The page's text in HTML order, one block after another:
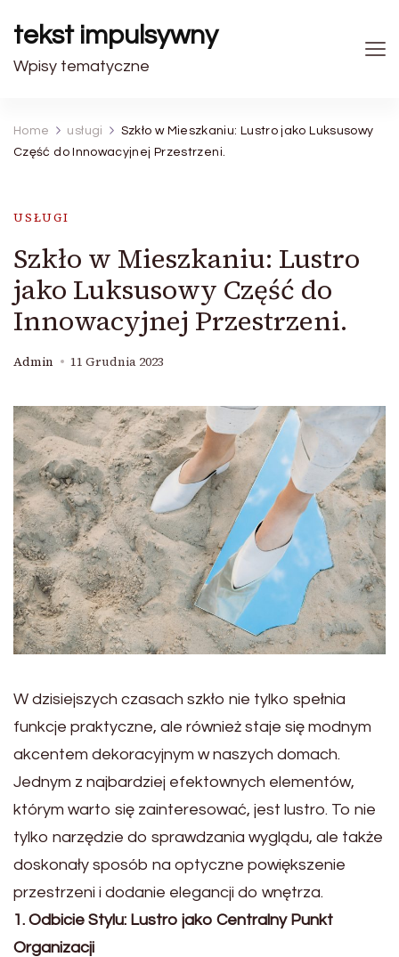
tekst impulsywny
Wpisy tematyczne
Home usługi
Szkło w Mieszkaniu: Lustro jako Luksusowy
Część do Innowacyjnej Przestrzeni.
USŁUGI
Szkło w Mieszkaniu: Lustro
jako Luksusowy Część do
Innowacyjnej Przestrzeni.
Admin 11 Grudnia 2023
W dzisiejszych czasach szkło nie tylko spełnia
funkcje praktyczne, ale również staje się modnym
akcentem dekoracyjnym w naszych domach.
Jednym z najbardziej efektownych elementów,
którym warto się zainteresować, jest lustro. To nie
tylko narzędzie do sprawdzania wyglądu, ale także
doskonały sposób na optyczne powiększenie
przestrzeni i dodanie elegancji do wnętrza.
1. Odbicie Stylu: Lustro jako Centralny Punkt
Organizacji